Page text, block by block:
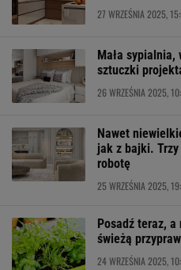
27 WRZEŚNIA 2025,
Mała
sztuczki
26 WRZEŚNIA 2025,
Nawet
jak z bajki.
robotę
25 WRZEŚNIA 2025,
Posadź teraz,
świeżą
24 WRZEŚNIA 2025,